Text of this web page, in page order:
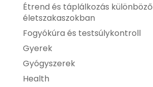
Étrend és táplálkozás különböző
életszakaszokban
Fogyókúra és testsúlykontroll
Gyerek
Gyógyszerek
Health